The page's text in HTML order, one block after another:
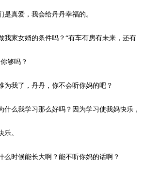
是真爱，我会给丹丹幸福的。
我家女婿的条件吗？“有车有房有未来，还有
够吗？
为我了，丹丹，你不会听你妈的吧？
什么我学习那么好吗？因为学习使我妈快乐，
乐。
么时候能长大啊？能不听你妈的话啊？